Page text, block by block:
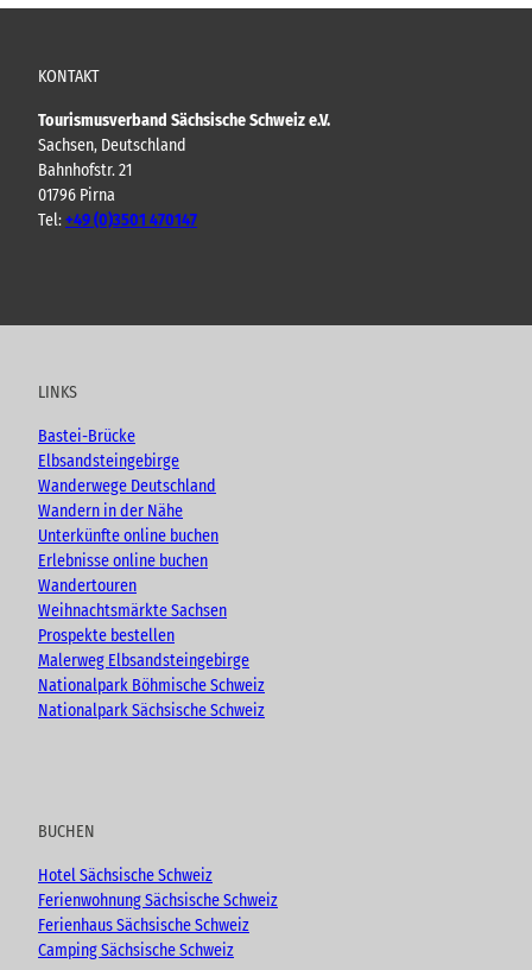
KONTAKT
Tourismusverband Sächsische Schweiz e.V.
Sachsen, Deutschland
Bahnhofstr. 21
01796 Pirna
Tel:+49 (0)3501 470147
u
e
c
o
k
s
r
a
m
o
LINKS
Bastei-Brücke
Elbsandsteingebirge
Wanderwege Deutschland
Wandern in der Nähe
Unterkünfte online buchen
Erlebnisse online buchen
Wandertouren
Weihnachtsmärkte Sachsen
Prospekte bestellen
Malerweg Elbsandsteingebirge
Nationalpark Böhmische Schweiz
Nationalpark Sächsische Schweiz
BUCHEN
Hotel Sächsische Schweiz
Ferienwohnung Sächsische Schweiz
Ferienhaus Sächsische Schweiz
Camping Sächsische Schweiz